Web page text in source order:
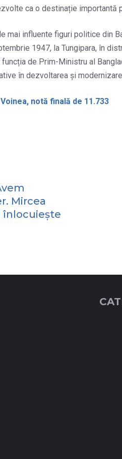
ca o destinație importantă
mai influente figuri politice din
1947, la Tungipara, în
de Prim-Ministru al
în dezvoltarea și
notă finală de 11.733
Mircea
înlocuiește